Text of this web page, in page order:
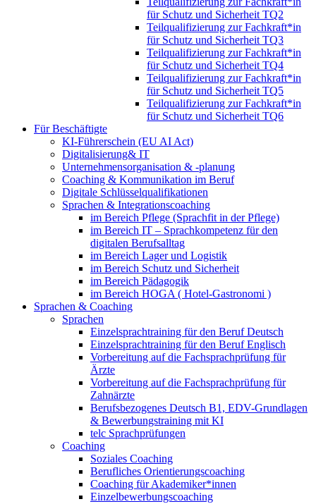
für Schutz und Sicherheit TQ2
Teilqualifizierung zur Fachkraft*in
für Schutz und Sicherheit TQ3
Teilqualifizierung zur Fachkraft*in
für Schutz und Sicherheit TQ4
Teilqualifizierung zur Fachkraft*in
für Schutz und Sicherheit TQ5
Teilqualifizierung zur Fachkraft*in
für Schutz und Sicherheit TQ6
Für Beschäftigte
KI-Führerschein (EU AI Act)
Digitalisierung& IT
Unternehmensorganisation & ‑planung
Coaching & Kommunikation im Beruf
Digitale Schlüsselqualifikationen
Sprachen & Integrationscoaching
im Bereich Pflege (Sprachfit in der Pflege)
im Bereich IT – Sprachkompetenz für den
digitalen Berufsalltag
im Bereich Lager und Logistik
im Bereich Schutz und Sicherheit
im Bereich Pädagogik
im Bereich HOGA ( Hotel-Gastronomi )
Sprachen & Coaching
Sprachen
Einzelsprachtraining für den Beruf Deutsch
Einzelsprachtraining für den Beruf Englisch
Vorbereitung auf die Fachsprachprüfung für
Ärzte
Vorbereitung auf die Fachsprachprüfung für
Zahnärzte
Berufsbezogenes Deutsch B1, EDV-Grundlagen
& Bewerbungstraining mit KI
telc Sprachprüfungen
Coaching
Soziales Coaching
Berufliches Orientierungscoaching
Coaching für Akademiker*innen
Einzelbewerbungscoaching